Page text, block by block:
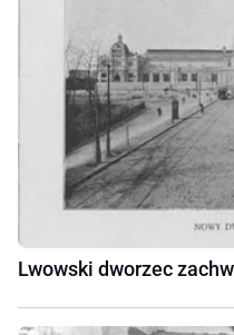
Lwowski dworzec